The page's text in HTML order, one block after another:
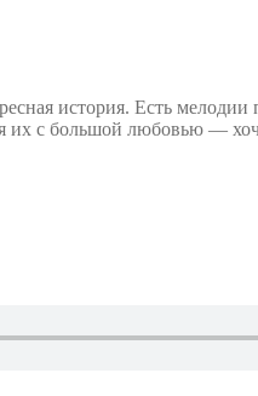
история. Есть
их с большой любовью —